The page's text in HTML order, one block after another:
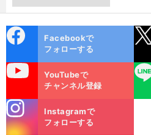
ok
Facebookで
フォローする
YouTubeで
チャンネル登録
LINE
m
Instagramで
フォローする